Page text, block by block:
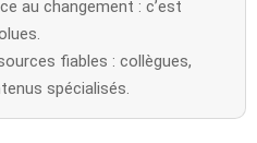
au changement : c’est
fiables : collègues,
spécialisés.